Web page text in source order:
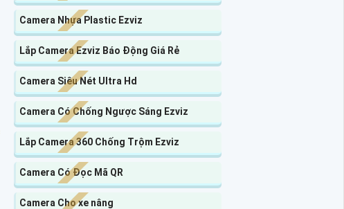
Camera Nhựa Plastic Ezviz
Lắp Camera Ezviz Báo Động Giá Rẻ
Camera Siêu Nét Ultra Hd
Camera Có Chống Ngược Sáng Ezviz
Lắp Camera 360 Chống Trộm Ezviz
Camera Có Đọc Mã QR
Camera Cho xe nâng